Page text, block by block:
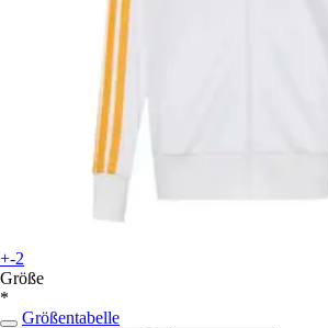
+-2
Größe
*
Größentabelle